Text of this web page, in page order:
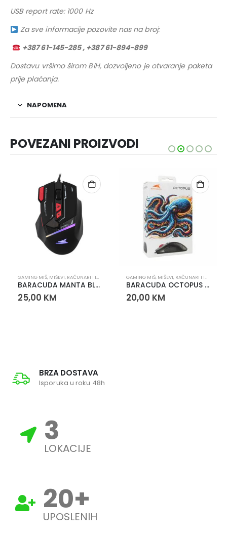
USB report rate: 1000 Hz
Za sve informacije pozovite nas na broj:
+387 61-145-285 , +387 61-894-899
Dostavu vršimo širom BiH, dozvoljeno je otvaranje paketa
prije plaćanja.
NAPOMENA
POVEZANI PROIZVODI
GAMING MIŠ, MIŠEVI, RAČUNARI I IT OPREMA
BARACUDA MANTA BLACK GAMING MIŠ
25,00 KM
GAMING MIŠ, MIŠEVI, RAČUNARI I IT OPREMA
BARACUDA OCTOPUS GAMING MIŠ
20,00 KM
BRZA DOSTAVA
Isporuka u roku 48h
3
LOKACIJE
20+
UPOSLENIH